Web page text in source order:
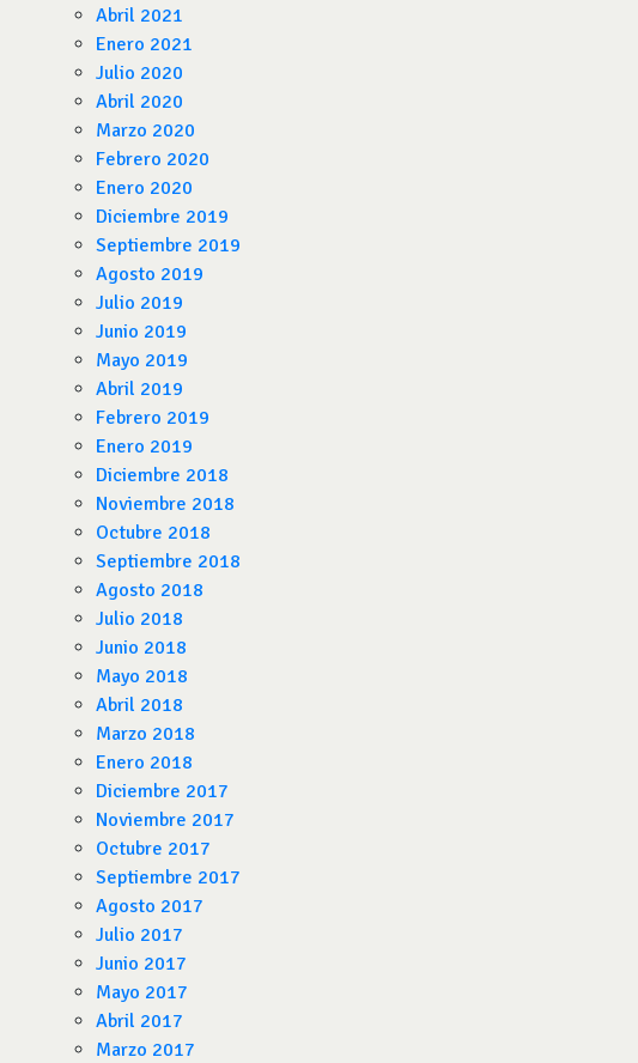
Abril 2021
Enero 2021
Julio 2020
Abril 2020
Marzo 2020
Febrero 2020
Enero 2020
Diciembre 2019
Septiembre 2019
Agosto 2019
Julio 2019
Junio 2019
Mayo 2019
Abril 2019
Febrero 2019
Enero 2019
Diciembre 2018
Noviembre 2018
Octubre 2018
Septiembre 2018
Agosto 2018
Julio 2018
Junio 2018
Mayo 2018
Abril 2018
Marzo 2018
Enero 2018
Diciembre 2017
Noviembre 2017
Octubre 2017
Septiembre 2017
Agosto 2017
Julio 2017
Junio 2017
Mayo 2017
Abril 2017
Marzo 2017